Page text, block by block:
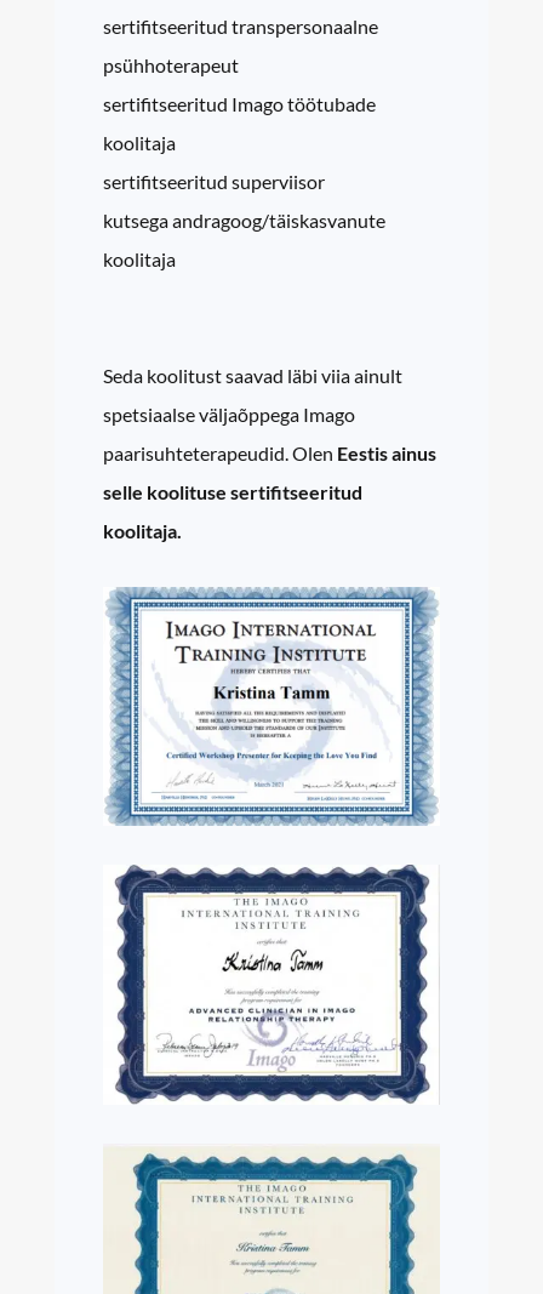
sertifitseeritud transpersonaalne
psühhoterapeut
sertifitseeritud Imago töötubade
koolitaja
sertifitseeritud superviisor
kutsega andragoog/täiskasvanute
koolitaja
Seda koolitust saavad läbi viia ainult
spetsiaalse väljaõppega Imago
paarisuhteterapeudid. Olen Eestisainus
selle koolituse sertifitseeritud
koolitaja.